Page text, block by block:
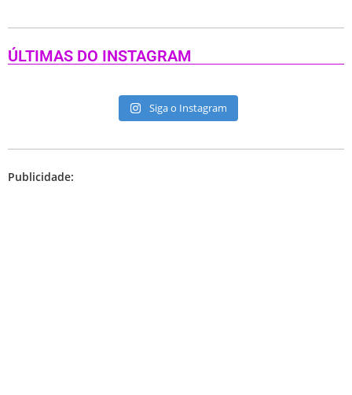
ÚLTIMAS DO INSTAGRAM
Siga o Instagram
Publicidade: